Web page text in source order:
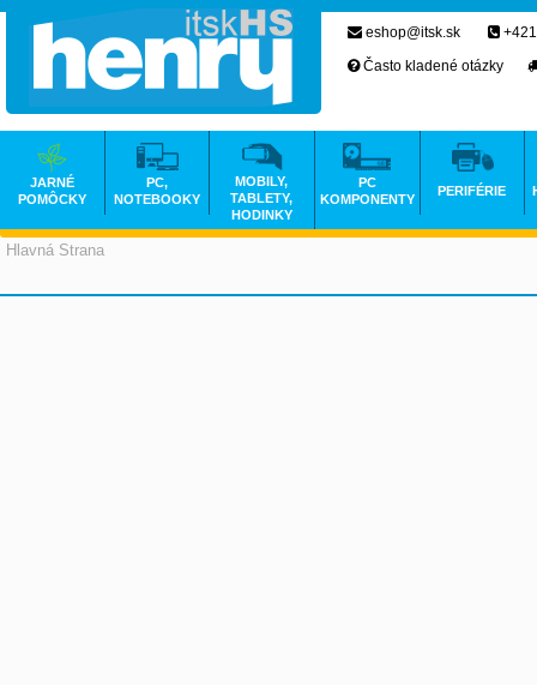
Hlavná Strana
eshop@itsk.sk
Často kladené otázky
JARNÉ
POMÔCKY
PC,
NOTEBOOKY
MOBILY,
TABLETY,
HODINKY
PC
KOMPONENTY
PERIFÉRIE